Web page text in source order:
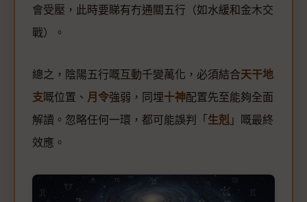
會受壓，此時要睇有冇通關五行（如水緩和金木交
戰）。
總之，陰陽五行嘅互動千變萬化，必須結合天干地
支嘅位置、 月令強弱，同埋十神配置先至能夠全面
解讀。忽略任何一環，都可能誤判「 生剋 」嘅最終
效應。